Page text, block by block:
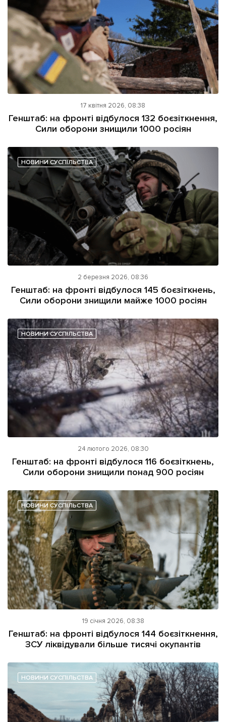
17 квітня 2026, 08:38
Генштаб: на фронті відбулося 132 боєзіткнення,
Сили оборони знищили 1000 росіян
НОВИНИ СУСПІЛЬСТВА
2 березня 2026, 08:36
Генштаб: на фронті відбулося 145 боєзіткнень,
Сили оборони знищили майже 1000 росіян
НОВИНИ СУСПІЛЬСТВА
24 лютого 2026, 08:30
Генштаб: на фронті відбулося 116 боєзіткнень,
Сили оборони знищили понад 900 росіян
НОВИНИ СУСПІЛЬСТВА
19 січня 2026, 08:38
Генштаб: на фронті відбулося 144 боєзіткнення,
ЗСУ ліквідували більше тисячі окупантів
НОВИНИ СУСПІЛЬСТВА